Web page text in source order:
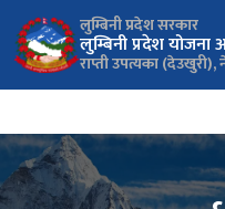
लुम्बिनी प्रदेश सरकार
लुम्बिनी प्रदेश योजना
राप्ती उपत्यका (देउखुरी),